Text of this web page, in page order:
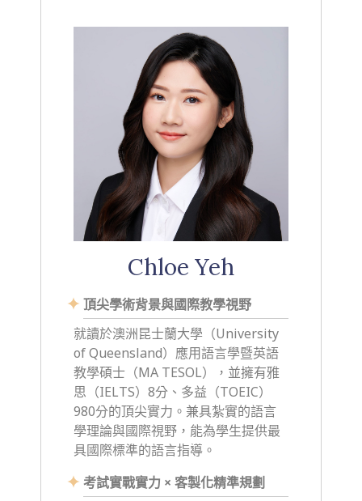
Chloe Yeh
頂尖學術背景與國際教學視野
就讀於澳洲昆士蘭大學（University
of Queensland）應用語言學暨英語
教學碩士（MA TESOL），並擁有雅
思（IELTS）8分、多益（TOEIC）
980分的頂尖實力。兼具紮實的語言
學理論與國際視野，能為學生提供最
具國際標準的語言指導。
考試實戰實力 × 客製化精準規劃